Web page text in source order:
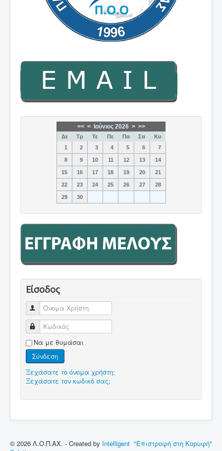
<< < Ιούνιος 2026 > >>
Δε Τρ Τε Πε Πα Σα
Κυ
1
2 3 4 5 6 7
8 9 10 11 12 13 14
15 16 17 18 19 20 21
22 23 24 25 26 27 28
29 30
Είσοδος
Όνομα Χρήστη
Κωδικός
Να με θυμάσαι
Σύνδεση
Ξεχάσατε το όνομα χρήστη;
Ξεχάσατε τον κωδικό σας;
"Επιστροφή στη Κορυφή"
© 2026 Λ.Ο.Π.ΑΧ. - Created by Intelligent